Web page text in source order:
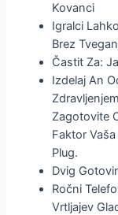
Kovanci
Igralci
Brez
Častit Za:
Izdelaj An
Zagotovite
Faktor
Plug.
Dvig
Ročni
Vrtljajev